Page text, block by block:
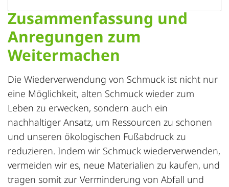
Zusammenfassung und
Anregungen zum
Weitermachen
Die Wiederverwendung von Schmuck ist nicht nur
eine Möglichkeit, alten Schmuck wieder zum
Leben zu erwecken, sondern auch ein
nachhaltiger Ansatz, um Ressourcen zu schonen
und unseren ökologischen Fußabdruck zu
reduzieren. Indem wir Schmuck wiederverwenden,
vermeiden wir es, neue Materialien zu kaufen, und
tragen somit zur Verminderung von Abfall und